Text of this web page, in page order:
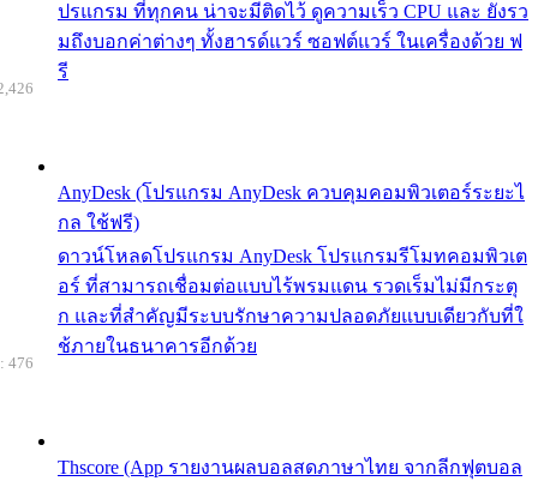
ปรแกรม ที่ทุกคน น่าจะมีติดไว้ ดูความเร็ว CPU และ ยังรว
มถึงบอกค่าต่างๆ ทั้งฮารด์แวร์ ซอฟต์แวร์ ในเครื่องด้วย ฟ
รี
AnyDesk (โปรแกรม AnyDesk ควบคุมคอมพิวเตอร์ระยะไ
กล ใช้ฟรี)
ดาวน์โหลดโปรแกรม AnyDesk โปรแกรมรีโมทคอมพิวเต
อร์ ที่สามารถเชื่อมต่อแบบไร้พรมแดน รวดเร็มไม่มีกระตุ
ก และที่สำคัญมีระบบรักษาความปลอดภัยแบบเดียวกับที่ใ
ช้ภายในธนาคารอีกด้วย
Thscore (App รายงานผลบอลสดภาษาไทย จากลีกฟุตบอล
476